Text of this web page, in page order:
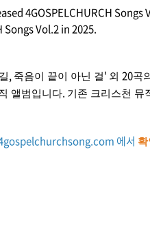
4GOSPELCHURCH
Songs Vol.2 in 2025.
, 죽음이 끝이 아닌 걸' 외 20곡
앨범입니다. 기존 크리스천 뮤
에서